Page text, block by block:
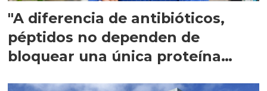
"A diferencia de antibióticos,
péptidos no dependen de
bloquear una única proteína